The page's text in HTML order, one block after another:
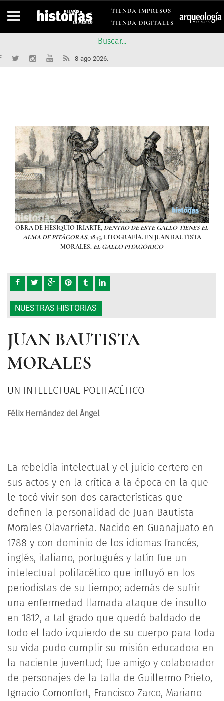
TIENDA IMPRESOS
TIENDA DIGITALES
8-ago-2026.
OBRA DE HESIQUIO IRIARTE,DENTRO DE ESTE GALLO TIENES EL
ALMA DE PITÁGORAS, 1845, LITOGRAFÍA. EN JUAN BAUTISTA
MORALES, EL GALLO PITAGÓRICO
NUESTRAS HISTORIAS
JUAN BAUTISTA
MORALES
UN INTELECTUAL POLIFACÉTICO
Félix Hernández del Ángel
La rebeldía intelectual y el juicio certero en
sus actos y en la crítica a la época en la que
le tocó vivir son dos características que
definen la personalidad de Juan Bautista
Morales Olavarrieta. Nacido en Guanajuato en
1788 y con dominio de los idiomas francés,
inglés, italiano, portugués y latín fue un
intelectual polifacético que influyó en los
periodistas de su tiempo; además de sufrir
una enfermedad llamada ataque de insulto
en 1812, a tal grado que quedó baldado de
todo el lado izquierdo de su cuerpo para toda
su vida pudo cumplir su misión educadora en
la naciente juventud; fue amigo y colaborador
de personajes de la talla de Guillermo Prieto,
Ignacio Comonfort, Francisco Zarco, Mariano